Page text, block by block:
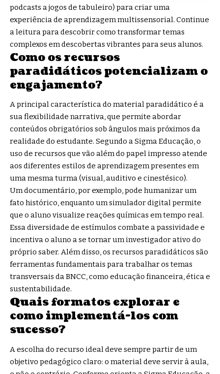
podcasts a jogos de tabuleiro) para criar uma
experiência de aprendizagem multissensorial. Continue
a leitura para descobrir como transformar temas
complexos em descobertas vibrantes para seus alunos.
Como os recursos
paradidáticos potencializam o
engajamento?
A principal característica do material paradidático é a
sua flexibilidade narrativa, que permite abordar
conteúdos obrigatórios sob ângulos mais próximos da
realidade do estudante. Segundo a Sigma Educação, o
uso de recursos que vão além do papel impresso atende
aos diferentes estilos de aprendizagem presentes em
uma mesma turma (visual, auditivo e cinestésico).
Um documentário, por exemplo, pode humanizar um
fato histórico, enquanto um simulador digital permite
que o aluno visualize reações químicas em tempo real.
Essa diversidade de estímulos combate a passividade e
incentiva o aluno a se tornar um investigador ativo do
próprio saber. Além disso, os recursos paradidáticos são
ferramentas fundamentais para trabalhar os temas
transversais da BNCC, como educação financeira, ética e
sustentabilidade.
Quais formatos explorar e
como implementá-los com
sucesso?
A escolha do recurso ideal deve sempre partir de um
objetivo pedagógico claro: o material deve servir à aula,